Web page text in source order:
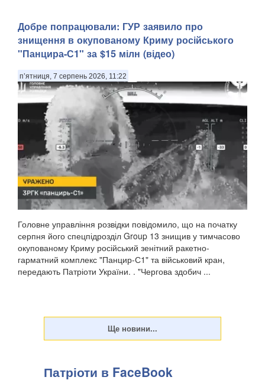
Добре попрацювали: ГУР заявило про
знищення в окупованому Криму російського
"Панцира-С1" за $15 мілн (відео)
п’ятниця, 7 серпень 2026, 11:22
Головне управління розвідки повідомило, що на початку
серпня його спецпідрозділ Group 13 знищив у тимчасово
окупованому Криму російський зенітний ракетно-
гарматний комплекс "Панцир-С1" та військовий кран,
передають Патріоти України. . "Чергова здобич ...
Патріоти в FaceBook